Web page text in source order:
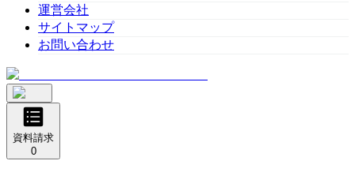
運営会社
サイトマップ
お問い合わせ
資料請求
0